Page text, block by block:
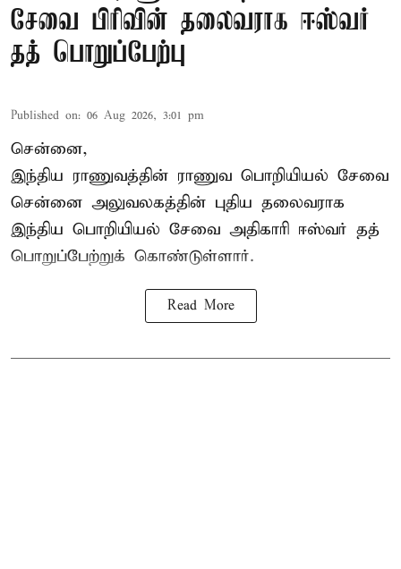
சேவை பிரிவின் தலைவராக ஈஸ்வர்
தத் பொறுப்பேற்பு
Published on: 06 Aug 2026, 3:01 pm
சென்னை,
இந்திய ராணுவத்தின் ராணுவ பொறியியல் சேவை
சென்னை அலுவலகத்தின் புதிய தலைவராக
இந்திய பொறியியல் சேவை அதிகாரி ஈஸ்வர் தத்
பொறுப்பேற்றுக் கொண்டுள்ளார்.
Read More